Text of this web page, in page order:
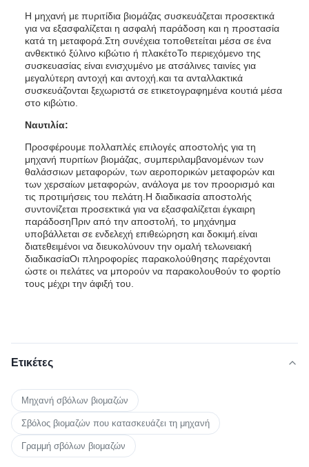
Η μηχανή με πυριτίδια βιομάζας συσκευάζεται προσεκτικά
για να εξασφαλίζεται η ασφαλή παράδοση και η προστασία
κατά τη μεταφορά.Στη συνέχεια τοποθετείται μέσα σε ένα
ανθεκτικό ξύλινο κιβώτιο ή πλακέτοΤο περιεχόμενο της
συσκευασίας είναι ενισχυμένο με ατσάλινες ταινίες για
μεγαλύτερη αντοχή και αντοχή.και τα ανταλλακτικά
συσκευάζονται ξεχωριστά σε ετικετογραφημένα κουτιά μέσα
στο κιβώτιο.
Ναυτιλία:
Προσφέρουμε πολλαπλές επιλογές αποστολής για τη
μηχανή πυριτίων βιομάζας, συμπεριλαμβανομένων των
θαλάσσιων μεταφορών, των αεροπορικών μεταφορών και
των χερσαίων μεταφορών, ανάλογα με τον προορισμό και
τις προτιμήσεις του πελάτη.Η διαδικασία αποστολής
συντονίζεται προσεκτικά για να εξασφαλίζεται έγκαιρη
παράδοσηΠριν από την αποστολή, το μηχάνημα
υποβάλλεται σε ενδελεχή επιθεώρηση και δοκιμή.είναι
διατεθειμένοι να διευκολύνουν την ομαλή τελωνειακή
διαδικασίαΟι πληροφορίες παρακολούθησης παρέχονται
ώστε οι πελάτες να μπορούν να παρακολουθούν το φορτίο
τους μέχρι την άφιξή του.
Ετικέτες
Μηχανή σβόλων βιομαζών
Σβόλος βιομαζών που κατασκευάζει τη μηχανή
Γραμμή σβόλων βιομαζών